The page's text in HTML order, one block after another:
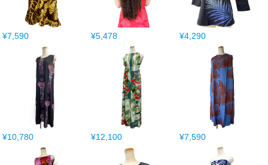
¥7,590 ¥5,478 ¥4,290
¥10,780 ¥12,100 ¥7,590